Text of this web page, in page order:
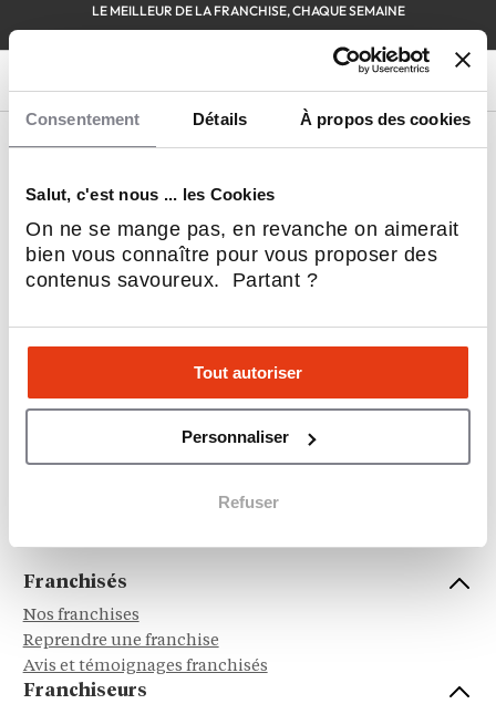
Consentement Détails À propos des cookies
Salut, c'est nous ... les Cookies
On ne se mange pas, en revanche on aimerait
bien vous connaître pour vous proposer des
contenus savoureux. Partant ?
Tout autoriser
Personnaliser
Refuser
LE MEILLEUR DE LA FRANCHISE, CHAQUE SEMAINE
Nos franchises
Restauration rapide (Fast-Food)
Restauration
Immobilier
Beauté & Bien-être
Service aux entreprises
Sociétal, RSE & écologie
Hôtellerie & Camping
Automobile, Moto et Cycle
Franchisés
Nos franchises
Reprendre une franchise
Avis et témoignages franchisés
Franchiseurs